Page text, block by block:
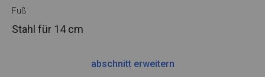
Fuß
Stahl für 14 cm
abschnitt erweitern